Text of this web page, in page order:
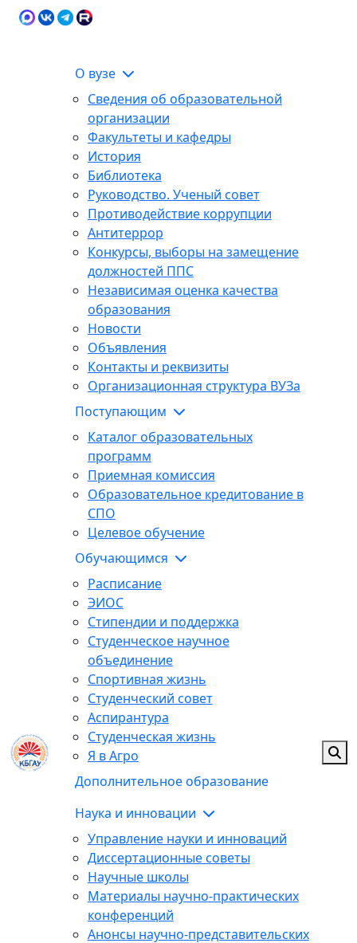
О вузе
Сведения об образовательной
организации
Факультеты и кафедры
История
Библиотека
Руководство. Ученый совет
Противодействие коррупции
Антитеррор
Конкурсы, выборы на замещение
должностей ППС
Независимая оценка качества
образования
Новости
Объявления
Контакты и реквизиты
Организационная структура ВУЗа
Поступающим
Каталог образовательных
программ
Приемная комиссия
Образовательное кредитование в
СПО
Целевое обучение
Обучающимся
Расписание
ЭИОС
Стипендии и поддержка
Студенческое научное
объединение
Спортивная жизнь
Студенческий совет
Аспирантура
Студенческая жизнь
Я в Агро
Дополнительное образование
Наука и инновации
Управление науки и инноваций
Диссертационные советы
Научные школы
Материалы научно-практических
конференций
Анонсы научно-представительских